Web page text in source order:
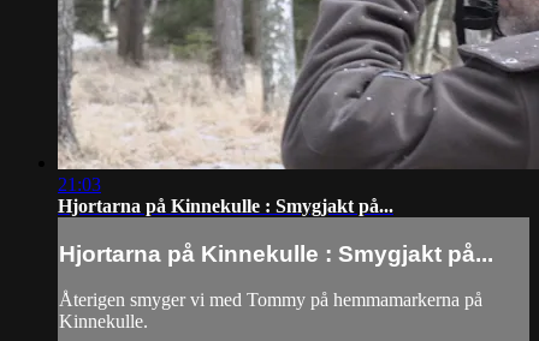
21:03
Hjortarna på Kinnekulle : Smygjakt på...
Hjortarna på Kinnekulle : Smygjakt på...
Återigen smyger vi med Tommy på hemmamarkerna på
Kinnekulle.